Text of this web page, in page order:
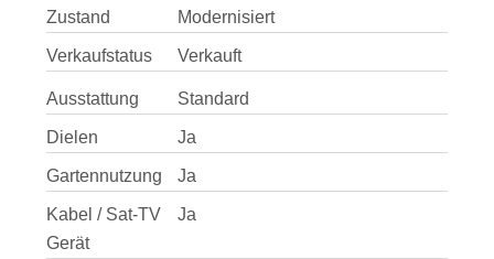
Zustand Modernisiert
Verkaufstatus Verkauft
Ausstattung Standard
Dielen Ja
Gartennutzung Ja
Kabel / Sat-TV
Gerät
Ja